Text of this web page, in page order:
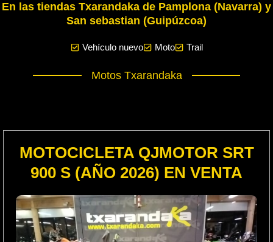
En las tiendas Txarandaka de Pamplona (Navarra) y
San sebastian (Guipúzcoa)
Vehículo nuevo Moto Trail
Motos Txarandaka
MOTOCICLETA QJMOTOR SRT
900 S (AÑO 2026) EN VENTA